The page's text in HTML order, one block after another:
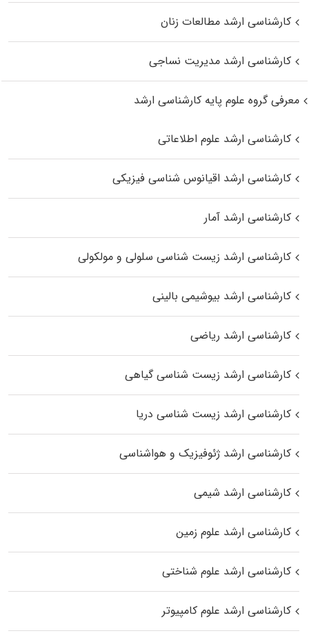
کارشناسی ارشد مطالعات زنان
کارشناسی ارشد مدیریت نساجی
معرفی گروه علوم پایه کارشناسی ارشد
کارشناسی ارشد علوم اطلاعاتی
کارشناسی ارشد اقیانوس‌ شناسی فیزیکی
کارشناسی ارشد آمار
کارشناسی ارشد زیست شناسی سلولی و مولکولی
کارشناسی ارشد بیوشیمی بالینی
کارشناسی ارشد ریاضی
کارشناسی ارشد زیست‌ شناسی گیاهی
کارشناسی ارشد زیست‌ شناسی دریا
کارشناسی ارشد ژئوفیزیک و هواشناسی
کارشناسی ارشد شیمی
کارشناسی ارشد علوم زمین
کارشناسی ارشد علوم شناختی
کارشناسی ارشد علوم کامپیوتر